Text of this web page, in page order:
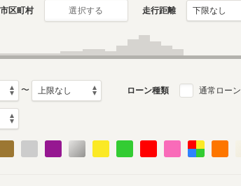
生産モデル
2011年12月～2017年8月
市区町村 選択する 走行距離
〜 ローン種類 通常ローン